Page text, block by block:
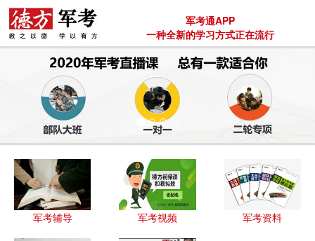
军考通APP
一种全新的学习方式正在流行
军考辅导 军考视频 军考资料